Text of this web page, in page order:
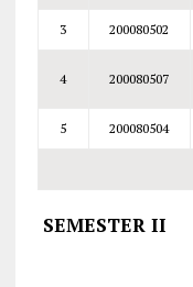
3 200080502
4 200080507
5 200080504
SEMESTER II